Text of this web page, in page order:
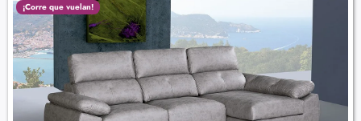
¡Corre que vuelan!